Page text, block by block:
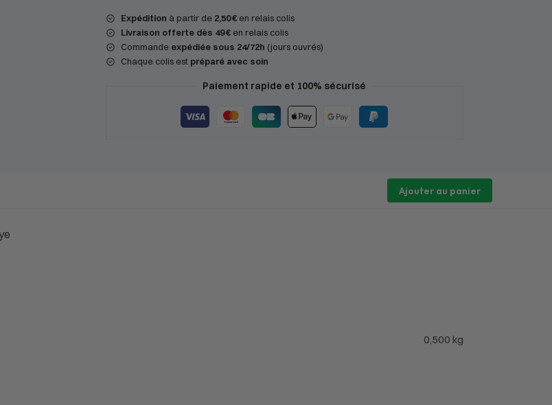
Expédition à partir de 2,50 €en relais colis
Livraison offerte dès 49 €en relais colis
Commande expédiée sous 24/72h (jours ouvrés)
Chaque colis est préparé avec soin
Paiement rapide et 100% sécurisé
Ajouter au panier
0,500 kg